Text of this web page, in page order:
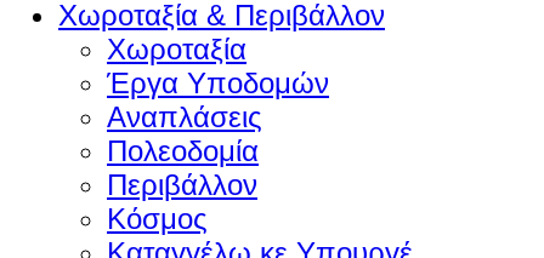
Χωροταξία & Περιβάλλον
Χωροταξία
Έργα Υποδομών
Αναπλάσεις
Πολεοδομία
Περιβάλλον
Κόσμος